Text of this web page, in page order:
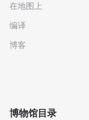
在地图上
编译
博客
博物馆目录